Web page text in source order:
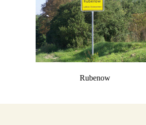
Rubenow